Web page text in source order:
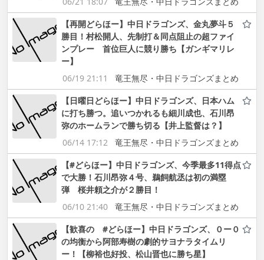
【再開どらほー】中日ドラゴンズ、金丸夢斗５
勝目！村松開人、先制打＆同点阻止の超ファイ
ンプレー 首位巨人に競り勝ち【ガンギマリレ
ー】
06/19 21:11
竜王無尽・中日ドラゴンズまとめ
【日曜日どらほー】中日ドラゴンズ、日本ハム
に打ち勝つ。追いつかれるも細川成也、石川昂
弥のホームランで勝ち切る【井上監督は？】
06/14 17:12
竜王無尽・中日ドラゴンズまとめ
【#どらほー】中日ドラゴンズ、今季最多11得点
で大勝！石川昂弥４号、鵜飼航丞は初の満塁
弾 桜井頼之介が２勝目！
06/10 21:40
竜王無尽・中日ドラゴンズまとめ
【歓喜の #どらほー】中日ドラゴンズ、０ー０
の均衡から阿部寿樹の劇的サヨナラタイムリ
ー！【柳裕也好投、松山晋也に勝ち星】